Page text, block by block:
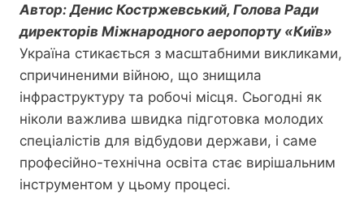
Автор: Денис Костржевський, Голова Ради
директорів Міжнародного аеропорту «Київ»
Україна стикається з масштабними викликами,
спричиненими війною, що знищила
інфраструктуру та робочі місця. Сьогодні як
ніколи важлива швидка підготовка молодих
спеціалістів для відбудови держави, і саме
професійно-технічна освіта стає вирішальним
інструментом у цьому процесі.